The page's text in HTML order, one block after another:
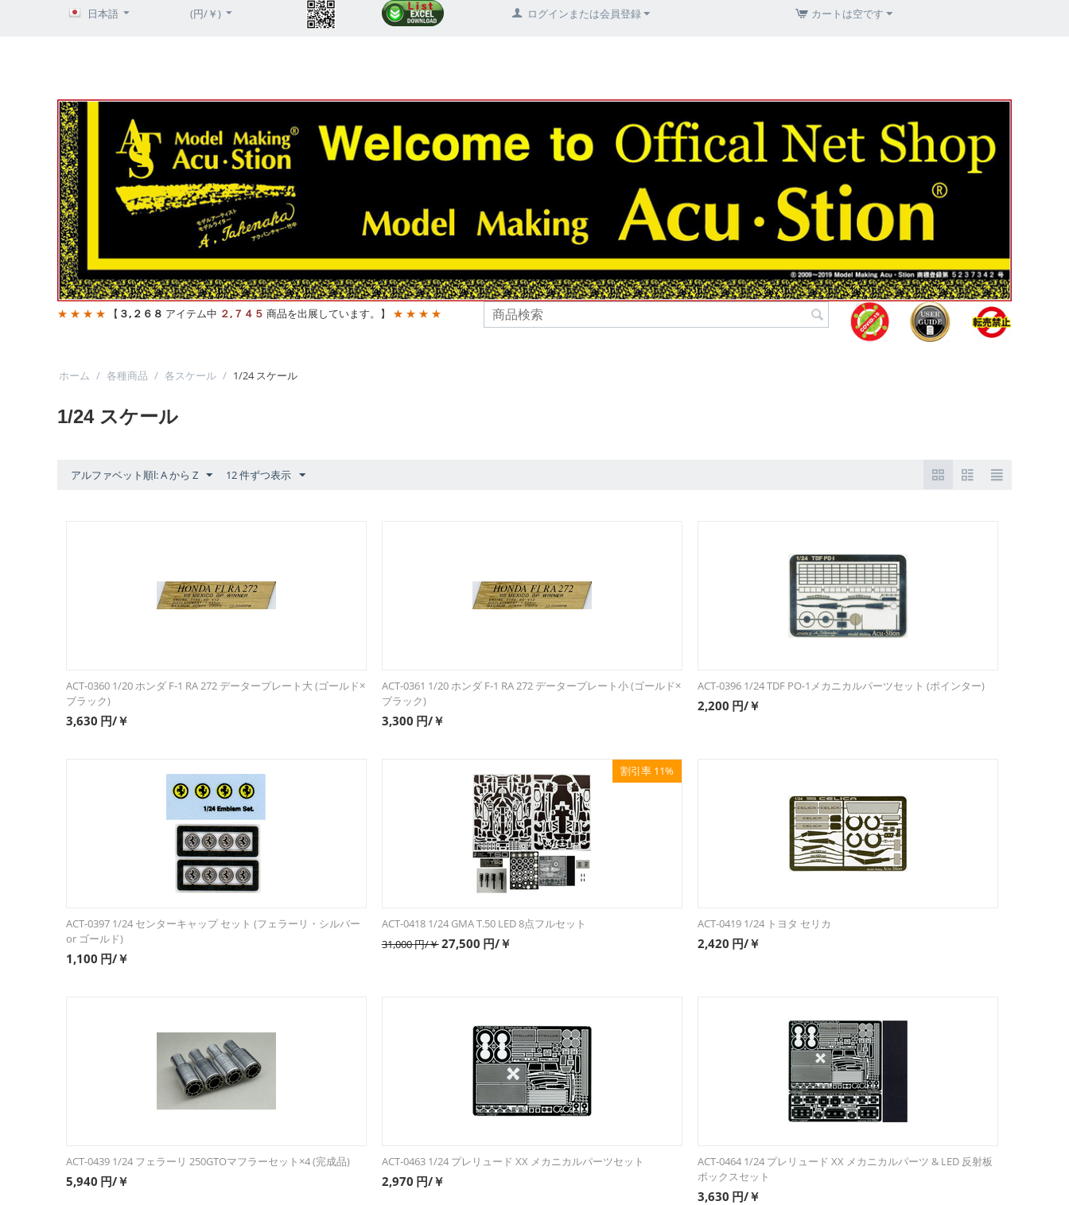
日本語 (円/￥) ログインまたは会員登録 カートは空です
★ ★ ★ ★ 【 ３,２６８ アイテム中 ２,７４５ 商品を出展しています。】 ★ ★ ★ ★
ホーム / 各種商品 / 各スケール / 1/24 スケール
1/24 スケール
アルファベット順l: A から Z 12 件ずつ表示
ACT-0360 1/20 ホンダ F-1 RA 272 データープレート大 (ゴールド×
ブラック)
3,630 円/￥
ACT-0361 1/20 ホンダ F-1 RA 272 データープレート小 (ゴールド×
ブラック)
3,300 円/￥
ACT-0396 1/24 TDF PO-1メカニカルパーツセット (ポインター)
2,200 円/￥
ACT-0397 1/24 センターキャップ セット (フェラーリ・シルバー
or ゴールド)
1,100 円/￥
割引率 11%
ACT-0418 1/24 GMA T.50 LED 8点フルセット
31,000円/￥27,500 円/￥
ACT-0419 1/24 トヨタ セリカ
2,420 円/￥
ACT-0439 1/24 フェラーリ 250GTOマフラーセット×4 (完成品)
5,940 円/￥
ACT-0463 1/24 プレリュード XX メカニカルパーツセット
2,970 円/￥
ACT-0464 1/24 プレリュード XX メカニカルパーツ & LED 反射板
ボックスセット
3,630 円/￥